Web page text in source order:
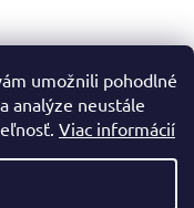
umožnili pohodlné
analýze neustále
Viac informácií